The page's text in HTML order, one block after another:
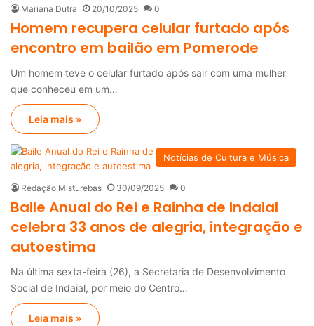
Mariana Dutra 20/10/2025 0
Homem recupera celular furtado após
encontro em bailão em Pomerode
Um homem teve o celular furtado após sair com uma mulher
que conheceu em um…
Leia mais »
Notícias de Cultura e Música
Redação Misturebas 30/09/2025 0
Baile Anual do Rei e Rainha de Indaial
celebra 33 anos de alegria, integração e
autoestima
Na última sexta-feira (26), a Secretaria de Desenvolvimento
Social de Indaial, por meio do Centro…
Leia mais »